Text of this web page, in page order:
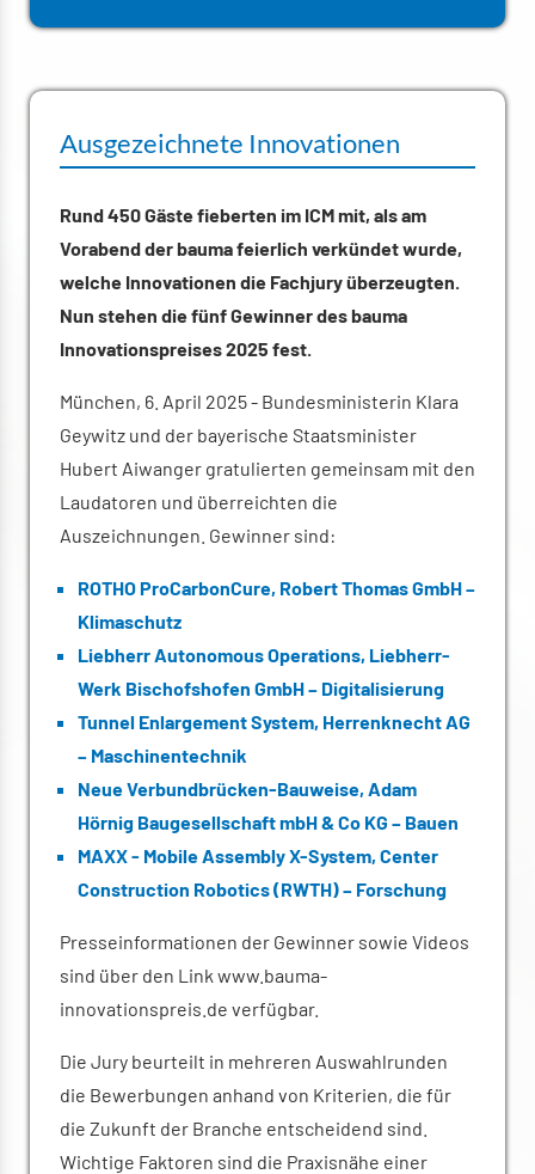
Ausgezeichnete Innovationen
Rund 450 Gäste fieberten im ICM mit, als am
Vorabend der bauma feierlich verkündet wurde,
welche Innovationen die Fachjury überzeugten.
Nun stehen die fünf Gewinner des bauma
Innovationspreises 2025 fest.
München, 6. April 2025 - Bundesministerin Klara
Geywitz und der bayerische Staatsminister
Hubert Aiwanger gratulierten gemeinsam mit den
Laudatoren und überreichten die
Auszeichnungen. Gewinner sind:
ROTHO ProCarbonCure, Robert Thomas GmbH –
Klimaschutz
Liebherr Autonomous Operations, Liebherr-
Werk Bischofshofen GmbH – Digitalisierung
Tunnel Enlargement System, Herrenknecht AG
– Maschinentechnik
Neue Verbundbrücken-Bauweise, Adam
Hörnig Baugesellschaft mbH & Co KG – Bauen
MAXX - Mobile Assembly X-System, Center
Construction Robotics (RWTH) – Forschung
Presseinformationen der Gewinner sowie Videos
sind über den Link www.bauma-
innovationspreis.de verfügbar.
Die Jury beurteilt in mehreren Auswahlrunden
die Bewerbungen anhand von Kriterien, die für
die Zukunft der Branche entscheidend sind.
Wichtige Faktoren sind die Praxisnähe einer